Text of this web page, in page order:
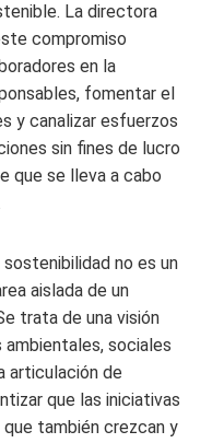
La directora
compromiso
en la
fomentar el
y canalizar esfuerzos
sin fines de lucro
que se lleva a cabo
no es un
aislada de un
trata de una visión
sociales
articulación de
que las iniciativas
también crezcan y